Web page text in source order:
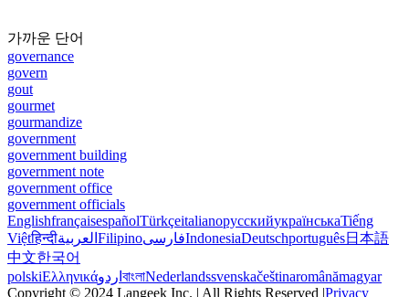
가까운 단어
governance
govern
gout
gourmet
gourmandize
government
government building
government note
government office
government officials
EnglishfrançaisespañolTürkçeitalianoрусскийукраїнськаTiếng
Việtहिन्दीالعربية FilipinoفارسیIndonesiaDeutschportuguês日本語
中文한국어
polskiΕλληνικάاردو বাংলাNederlandssvenskačeštinaromânămagyar
Copyright © 2024 Langeek Inc. | All Rights Reserved |Privacy